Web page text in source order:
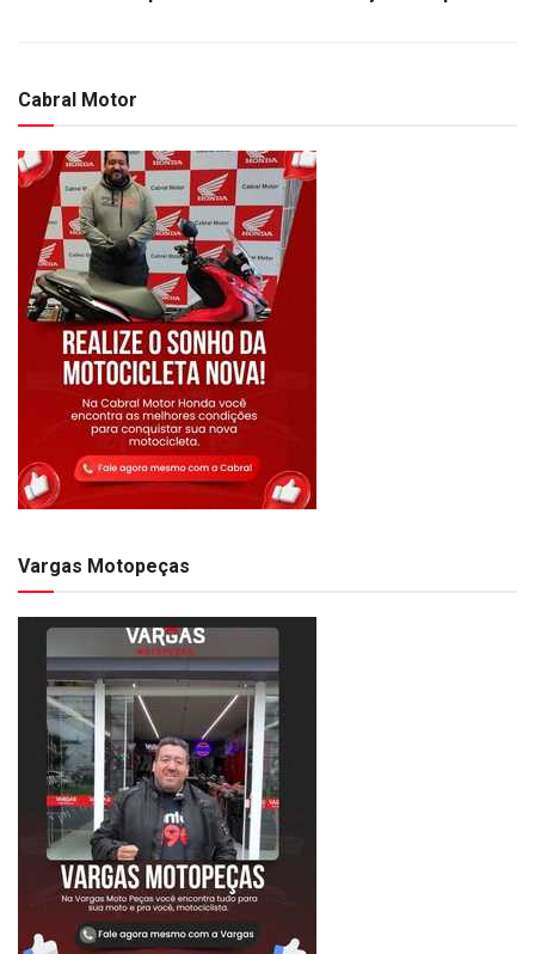
Cabral Motor
Vargas Motopeças